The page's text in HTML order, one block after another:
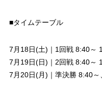
■タイムテーブル
7月18日(土)｜1回戦 8:40～
7月19日(日)｜2回戦 8:40～
7月20日(月)｜準決勝 8:40～